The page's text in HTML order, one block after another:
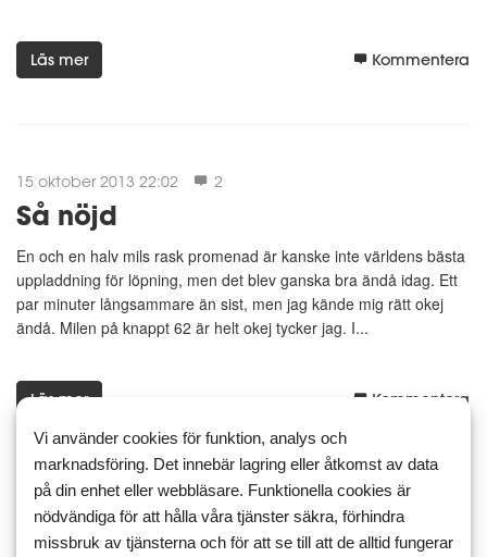
Läs mer Kommentera
15 oktober 2013 22:02 2
Så nöjd
En och en halv mils rask promenad är kanske inte världens bästa
uppladdning för löpning, men det blev ganska bra ändå idag. Ett
par minuter långsammare än sist, men jag kände mig rätt okej
ändå. Milen på knappt 62 är helt okej tycker jag. I...
Läs mer Kommentera
15 oktober 2013 00:58 2
Vi använder cookies för funktion, analys och
marknadsföring. Det innebär lagring eller åtkomst av data
på din enhet eller webbläsare. Funktionella cookies är
nödvändiga för att hålla våra tjänster säkra, förhindra
missbruk av tjänsterna och för att se till att de alltid fungerar